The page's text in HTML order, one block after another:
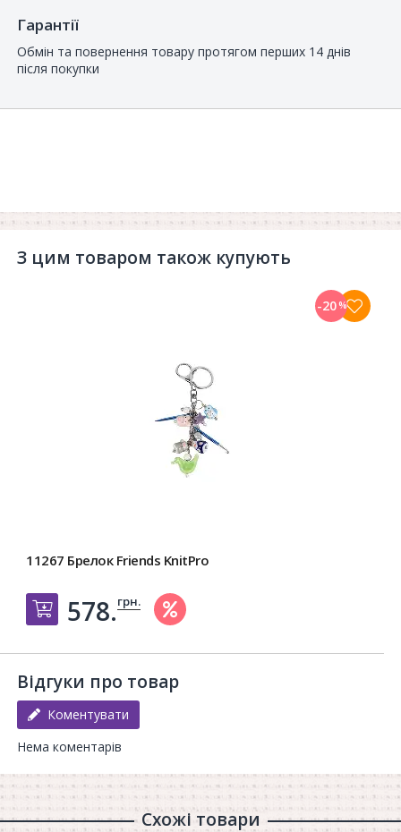
Гарантії
Обмін та повернення товару протягом перших 14 днів
після покупки
З цим товаром також купують
11267 Брелок Friends KnitPro
Добавить в корзину
578.грн.
-20%
Відгуки про товар
Коментувати
Нема коментарів
Схожі товари